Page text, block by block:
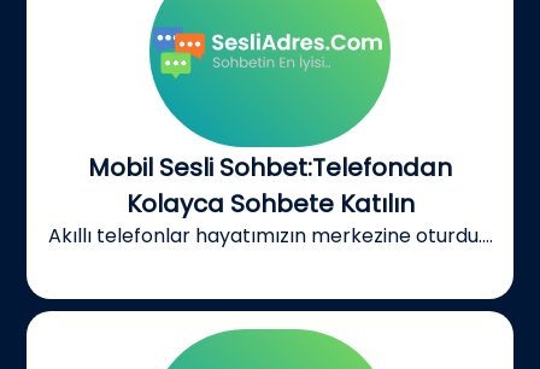
Mobil Sesli Sohbet:Telefondan
Kolayca Sohbete Katılın
Akıllı telefonlar hayatımızın merkezine oturdu....